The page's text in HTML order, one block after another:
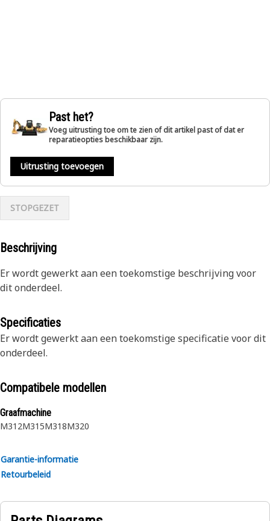
Past het?
Voeg uitrusting toe om te zien of dit artikel past of dat er
reparatieopties beschikbaar zijn.
Uitrusting toevoegen
STOPGEZET
Beschrijving
Er wordt gewerkt aan een toekomstige beschrijving voor
dit onderdeel.
Specificaties
Er wordt gewerkt aan een toekomstige specificatie voor dit
onderdeel.
Compatibele modellen
Graafmachine
M312M315M318M320
Garantie-informatie
Retourbeleid